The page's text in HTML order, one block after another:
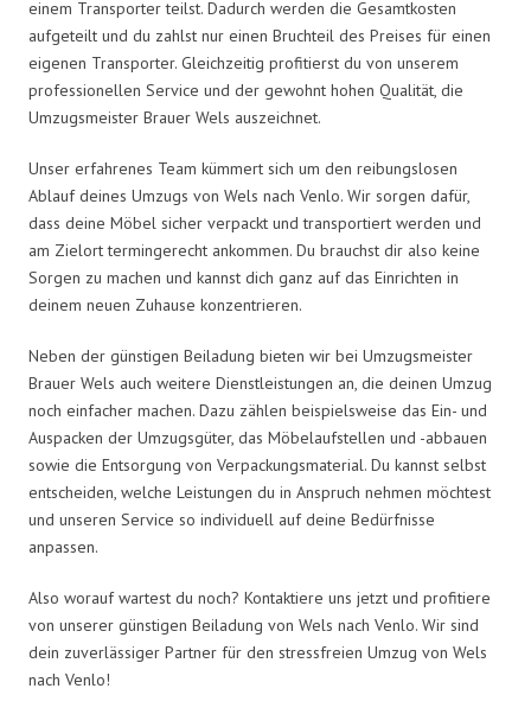
einem Transporter teilst. Dadurch werden die Gesamtkosten
aufgeteilt und du zahlst nur einen Bruchteil des Preises für einen
eigenen Transporter. Gleichzeitig profitierst du von unserem
professionellen Service und der gewohnt hohen Qualität, die
Umzugsmeister Brauer Wels auszeichnet.
Unser erfahrenes Team kümmert sich um den reibungslosen
Ablauf deines Umzugs von Wels nach Venlo. Wir sorgen dafür,
dass deine Möbel sicher verpackt und transportiert werden und
am Zielort termingerecht ankommen. Du brauchst dir also keine
Sorgen zu machen und kannst dich ganz auf das Einrichten in
deinem neuen Zuhause konzentrieren.
Neben der günstigen Beiladung bieten wir bei Umzugsmeister
Brauer Wels auch weitere Dienstleistungen an, die deinen Umzug
noch einfacher machen. Dazu zählen beispielsweise das Ein- und
Auspacken der Umzugsgüter, das Möbelaufstellen und -abbauen
sowie die Entsorgung von Verpackungsmaterial. Du kannst selbst
entscheiden, welche Leistungen du in Anspruch nehmen möchtest
und unseren Service so individuell auf deine Bedürfnisse
anpassen.
Also worauf wartest du noch? Kontaktiere uns jetzt und profitiere
von unserer günstigen Beiladung von Wels nach Venlo. Wir sind
dein zuverlässiger Partner für den stressfreien Umzug von Wels
nach Venlo!